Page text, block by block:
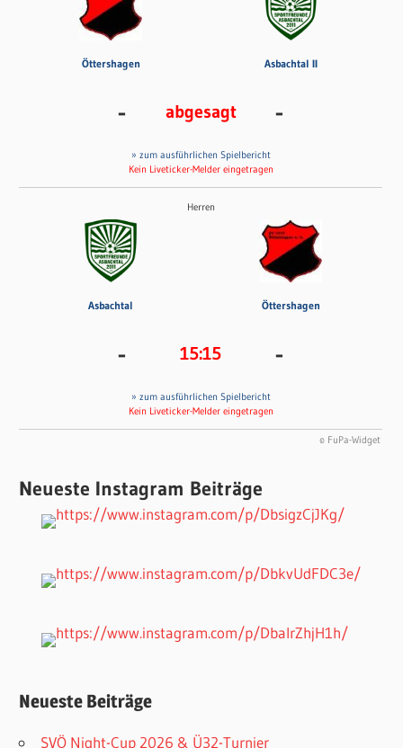
Öttershagen Asbachtal II
- abgesagt -
» zum ausführlichen Spielbericht
Kein Liveticker-Melder eingetragen
Herren
Asbachtal Öttershagen
- 15:15 -
» zum ausführlichen Spielbericht
Kein Liveticker-Melder eingetragen
© FuPa-Widget
Neueste Instagram Beiträge
Neueste Beiträge
SVÖ Night-Cup 2026 & Ü32-Turnier